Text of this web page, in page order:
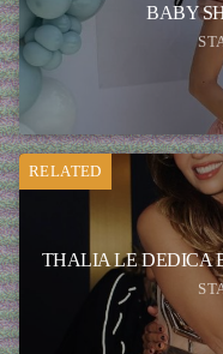
BABY
RELATED
THALIA LE DEDICA